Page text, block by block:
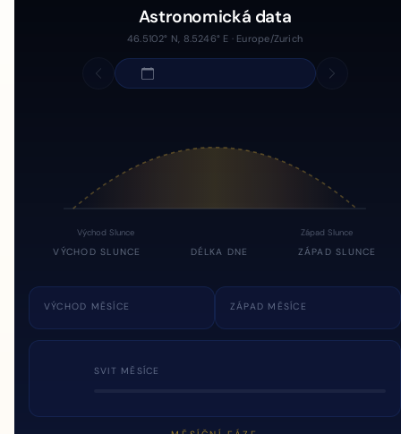
Astronomická data
46.5102° N, 8.5246° E · Europe/Zurich
Východ Slunce Západ Slunce
VÝCHOD SLUNCE DÉLKA DNE ZÁPAD SLUNCE
VÝCHOD MĚSÍCE ZÁPAD MĚSÍCE
SVIT MĚSÍCE